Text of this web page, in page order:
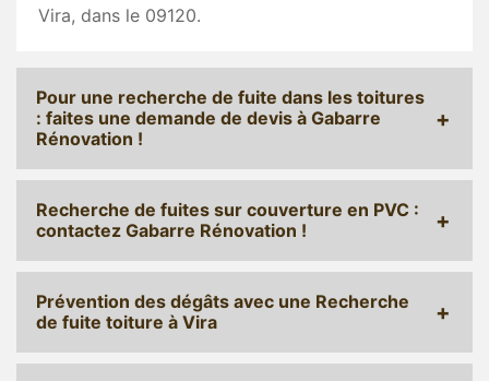
Vira, dans le 09120.
Pour une recherche de fuite dans les toitures
: faites une demande de devis à Gabarre
Rénovation !
Recherche de fuites sur couverture en PVC :
contactez Gabarre Rénovation !
Prévention des dégâts avec une Recherche
de fuite toiture à Vira